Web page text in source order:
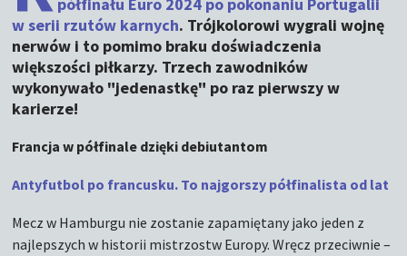
w serii rzutów karnych. Trójkolorowi wygrali wojnę
nerwów i to pomimo braku doświadczenia
większości piłkarzy. Trzech zawodników
wykonywało "jedenastkę" po raz pierwszy w
karierze!
Francja w półfinale dzięki debiutantom
Antyfutbol po francusku. To najgorszy półfinalista od lat
Mecz w Hamburgu nie zostanie zapamiętany jako jeden z
najlepszych w historii mistrzostw Europy. Wręcz przeciwnie –